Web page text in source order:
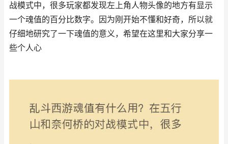
战模式中，很多玩家都发现左上角人物头像的地方有显示
一个魂值的百分比数字。因为刚开始不懂和好奇，所以就
仔细地研究了一下魂值的意义，希望在这里和大家分享一
些个人心